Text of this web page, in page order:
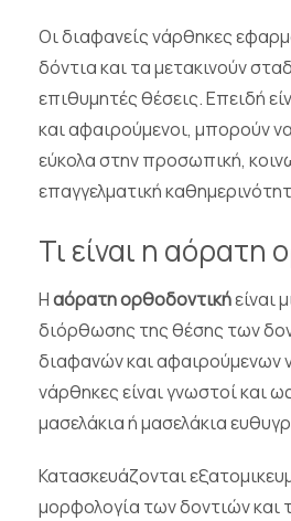
Οι διαφανείς νάρθηκες
δόντια και τα μετακινούν
επιθυμητές θέσεις. Επειδή
και αφαιρούμενοι, μπορούν
εύκολα στην προσωπική,
επαγγελματική
Τι είναι η αόρατη
Ηαόρατη ορθοδοντικήείναι
διόρθωσης της θέσης των
διαφανών και αφαιρούμενων
νάρθηκες είναι γνωστοί και
μασελάκια ή μασελάκια
Κατασκευάζονται
μορφολογία των δοντιών και